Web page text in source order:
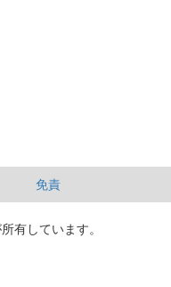
免責
有しています。